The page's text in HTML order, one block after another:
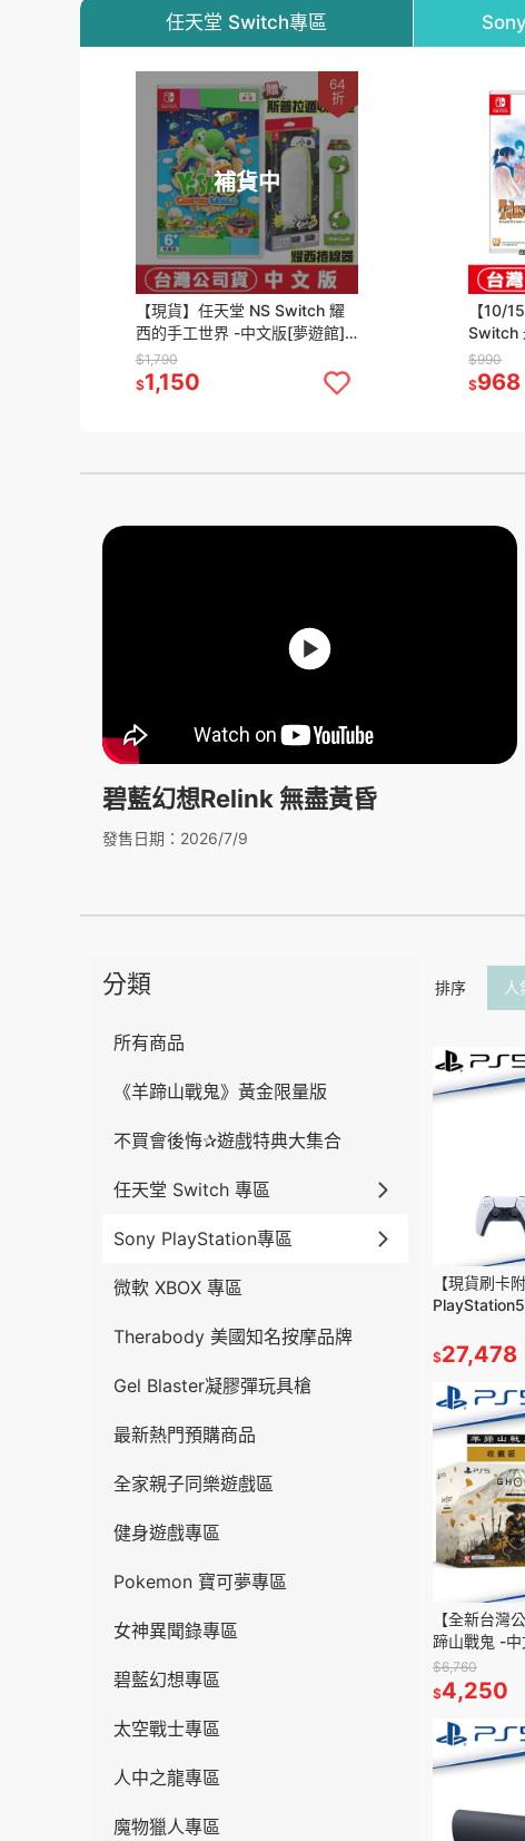
任天堂 Switch專區
補貨中
64
折
【現貨】任天堂 NS Switch 耀
西的手工世界 -中文版[夢遊館]
同樂 家庭遊戲
$1,790
$1,150
【10/
Switch
中文版[
$990
$968
碧藍幻想Relink 無盡黃昏
發售日期：2026/7/9
分類
所有商品
《羊蹄山戰鬼》黃金限量版
不買會後悔✰遊戲特典大集合
任天堂 Switch 專區
Sony PlayStation專區
微軟 XBOX 專區
Therabody 美國知名按摩品牌
Gel Blaster凝膠彈玩具槍
最新熱門預購商品
全家親子同樂遊戲區
健身遊戲專區
Pokemon 寶可夢專區
女神異聞錄專區
碧藍幻想專區
太空戰士專區
人中之龍專區
魔物獵人專區
排序 人
【現貨刷卡
$27,478
【全新台灣
蹄山戰鬼 -
續作)[夢遊館]
$6,760
$4,250